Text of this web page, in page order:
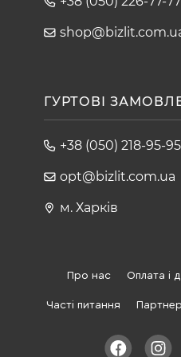
ГУРТОВІ
+38 (050) 218-95-95
opt@bizlit.com.ua
м. Харків
Про нас Оплата і
Часті питання